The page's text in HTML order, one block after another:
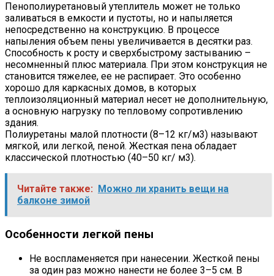
Пенополиуретановый утеплитель может не только
заливаться в емкости и пустоты, но и напыляется
непосредственно на конструкцию. В процессе
напыления объем пены увеличивается в десятки раз.
Способность к росту и сверхбыстрому застыванию –
несомненный плюс материала. При этом конструкция не
становится тяжелее, ее не распирает. Это особенно
хорошо для каркасных домов, в которых
теплоизоляционный материал несет не дополнительную,
а основную нагрузку по тепловому сопротивлению
здания.
Полиуретаны малой плотности (8–12 кг/м3) называют
мягкой, или легкой, пеной. Жесткая пена обладает
классической плотностью (40–50 кг/ м3).
Читайте также:
Можно ли хранить вещи на
балконе зимой
Особенности легкой пены
Не воспламеняется при нанесении. Жесткой пены
за один раз можно нанести не более 3–5 см. В